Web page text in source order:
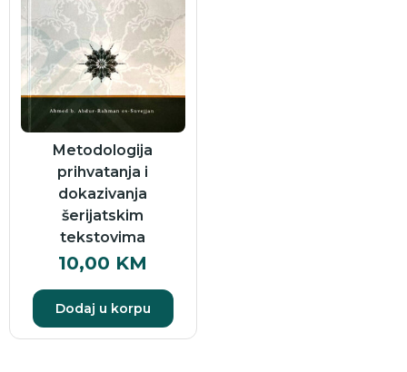
Metodologija
prihvatanja i
dokazivanja
šerijatskim
tekstovima
10,00 KM
Dodaj u korpu